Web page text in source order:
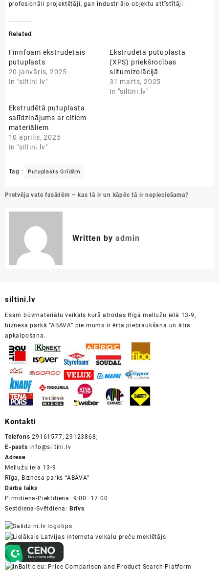
profesionāli projektētāji, gan industriālo objektu attīstītāji.
Related
Finnfoam ekstrudētais
putuplasts
20 janvāris, 2025
In "siltini.lv"
Ekstrudētā putuplasta
(XPS) priekšrocības
siltumizolācijā
31 marts, 2025
In "siltini.lv"
Ekstrudētā putuplasta
salīdzinājums ar citiem
materiāliem
10 aprīlis, 2025
In "siltini.lv"
Tag : Putuplasts Grīdām
Ziņu
Pretvēja vate fasādēm – kas tā ir un kāpēc tā ir nepieciešama?
Written by admin
siltini.lv
Esam būvmateriālu veikals kurš atrodas Rīgā mellužu ielā 13-9,
biznesa parkā “ABAVA” pie mums ir ērta piebraukšana un ātra
apkalpošana.
Kontakti
Telefons 29161577, 29123868;
E-pasts info@siltini.lv
Adrese
Mellužu iela 13-9
Rīga, Biznesa parks “ABAVA”
Darba laiks
Pirmdiena-Piektdiena: 9:00–17:00
Sestdiena-Svētdiena: Brīvs